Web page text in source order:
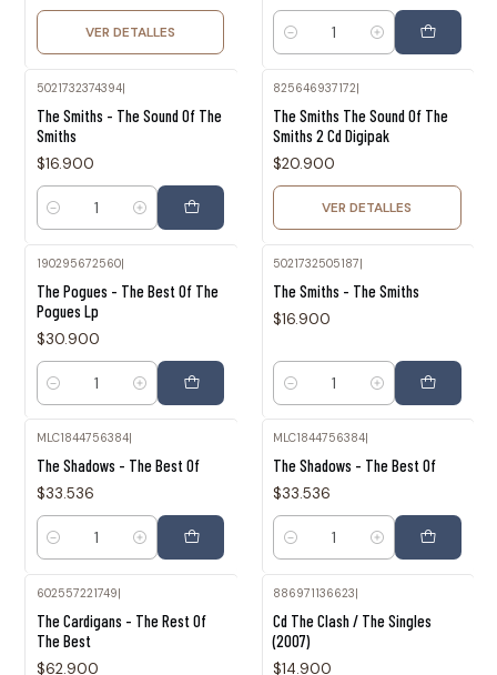
VER DETALLES
Cantidad
5021732374394|
The Smiths - The Sound Of The
Smiths
$16.900
Cantidad
825646937172
The Smiths The Sound Of The
Smiths 2 Cd Digipak
$20.900
VER DETALLES
190295672560|
The Pogues - The Best Of The
Pogues Lp
$30.900
Cantidad
5021732505187|
The Smiths - The Smiths
$16.900
Cantidad
MLC1844756384|
The Shadows - The Best Of
$33.536
Cantidad
MLC1844756384
The Shadows - The Best Of
$33.536
Cantidad
602557221749|
The Cardigans - The Rest Of
The Best
$62.900
886971136623|
Cd The Clash / The Singles
(2007)
$14.900